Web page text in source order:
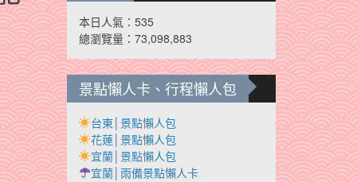
本日人氣：535
總瀏覽量：73,098,883
景點懶人卡、行程懶人包
台東│景點懶人包
花蓮│景點懶人包
宜蘭│景點懶人包
宜蘭│雨備景點懶人卡